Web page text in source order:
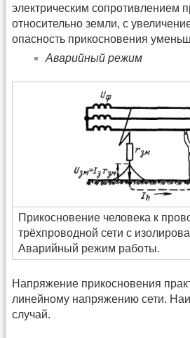
электрическим сопротивлением
относительно земли, с
опасность прикосновения
Аварийный режим
Прикосновение человека к
трёхпроводной сети с
Аварийный режим работы.
Напряжение прикосновения
линейному напряжению сети.
случай.